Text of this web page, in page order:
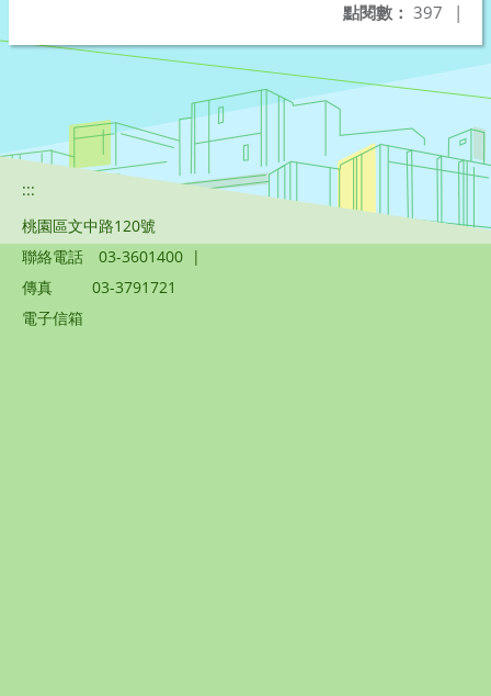
點閱數： 397 |
:::
桃園區文中路120號
聯絡電話
03-3601400 |
傳真
03-3791721
電子信箱